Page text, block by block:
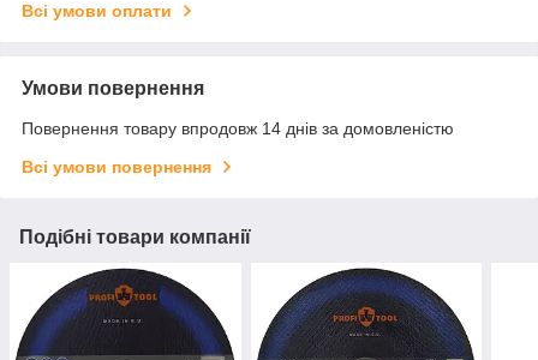
Всі умови оплати
Умови повернення
Повернення товару впродовж 14 днів за домовленістю
Всі умови повернення
Подібні товари компанії